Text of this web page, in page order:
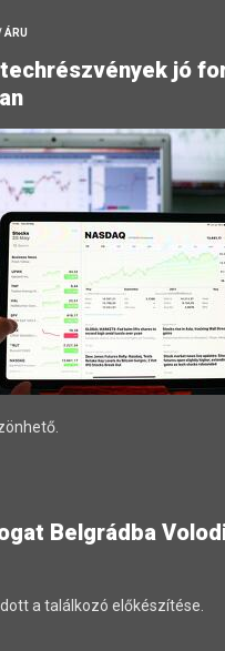
ÁRU
jó
Belgrádba
a találkozó előkészítése.